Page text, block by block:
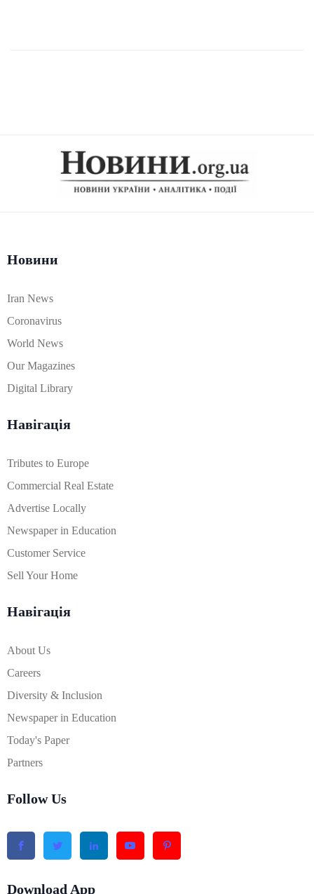
Новини
Iran News
Coronavirus
World News
Our Magazines
Digital Library
Навігація
Tributes to Europe
Commercial Real Estate
Advertise Locally
Newspaper in Education
Customer Service
Sell Your Home
Навігація
About Us
Careers
Diversity & Inclusion
Newspaper in Education
Today's Paper
Partners
Follow Us
Download App